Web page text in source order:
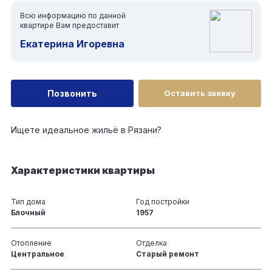
Всю информацию по данной
квартире Вам предоставит
Екатерина Игоревна
Позвонить Оставить заявку
Ищете идеальное жильё в Рязани?
Характеристики квартиры
Тип дома
Блочный
Год постройки
1957
Отопление
Центральное
Отделка
Старый ремонт